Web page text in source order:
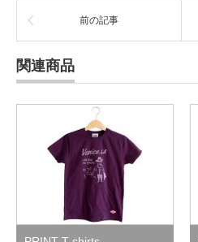
前の記事
関連商品